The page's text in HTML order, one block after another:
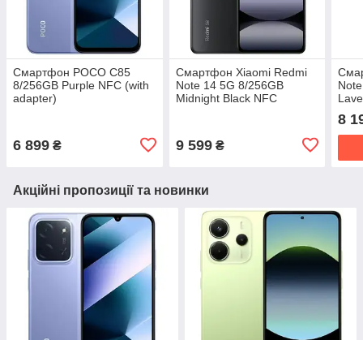
Смартфон POCO C85
8/256GB Purple NFC (with
adapter)
6 899 ₴
Смартфон Xiaomi Redmi
Note 14 5G 8/256GB
Midnight Black NFC
9 599₴
8
Акційні пропозиції та новинки